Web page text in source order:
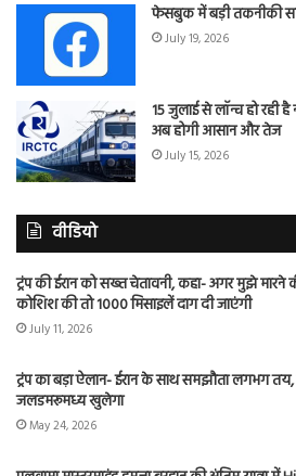
फेसबुक में बड़ी तकनीकी
July 19, 2026
15 जुलाई से लॉन्च हो रही
अब होगी आसान और तेज
July 15, 2026
वीडियो
ट्रंप की ईरान को सख्त चेतावनी, कहा- अगर मुझे मारने
कोशिश की तो 1000 मिसाइलें दाग दी जाएंगी
July 11, 2026
ट्रंप का बड़ा ऐलान- ईरान के साथ समझौता लगभग तय,
जलडमरूमध्य खुलेगा
May 24, 2026